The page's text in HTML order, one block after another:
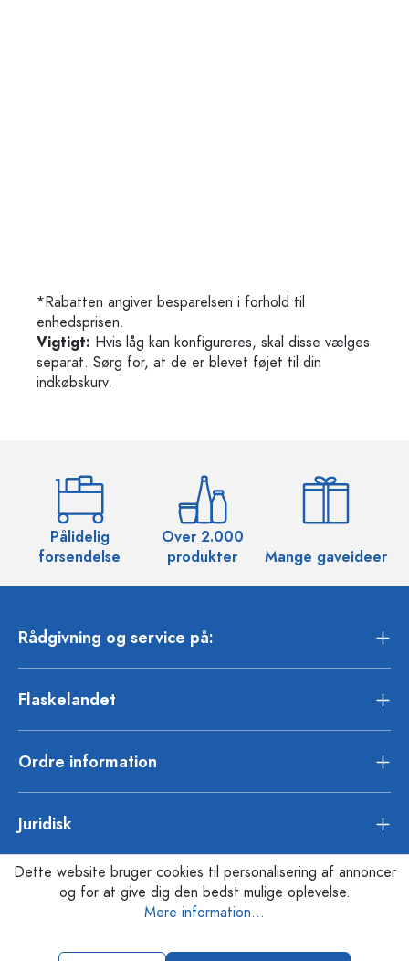
*Rabatten angiver besparelsen i forhold til
enhedsprisen.
Vigtigt: Hvis låg kan konfigureres, skal disse vælges
separat. Sørg for, at de er blevet føjet til din
indkøbskurv.
Pålidelig
forsendelse
Over 2.000
produkter
Mange gaveideer
Rådgivning og service på:
Flaskelandet
Ordre information
Juridisk
Dette website bruger cookies til personalisering af annoncer
og for at give dig den bedst mulige oplevelse.
Mere information...